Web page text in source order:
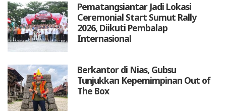
Pematangsiantar Jadi Lokasi
Ceremonial Start Sumut Rally
2026, Diikuti Pembalap
Internasional
Berkantor di Nias, Gubsu
Tunjukkan Kepemimpinan Out of
The Box